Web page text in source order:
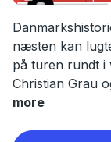
næsten kan
på turen rundt i
Christian Grau
more